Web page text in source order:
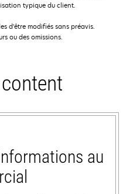
typique du client.
d'être modifiés sans préavis.
ou des omissions.
au